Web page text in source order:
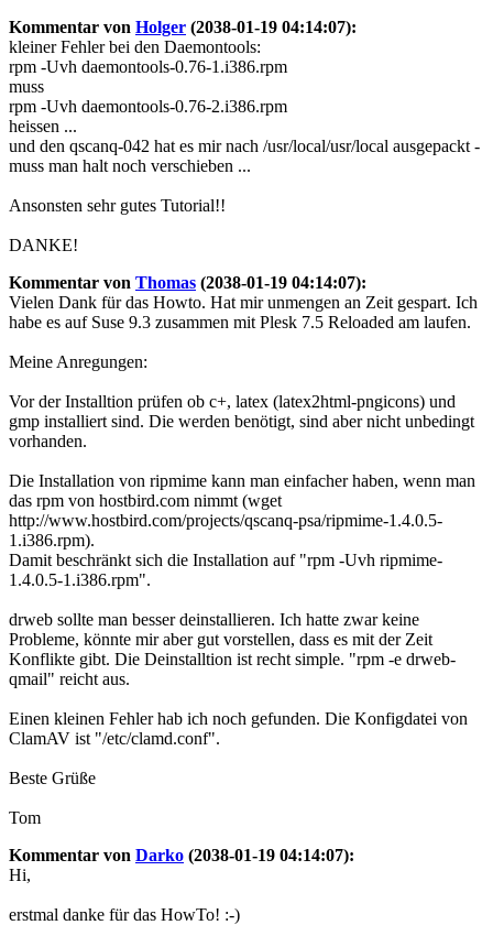
Kommentar von Holger (2038-01-19 04:14:07):
kleiner Fehler bei den Daemontools:
rpm -Uvh daemontools-0.76-1.i386.rpm
muss
rpm -Uvh daemontools-0.76-2.i386.rpm
heissen ...
und den qscanq-042 hat es mir nach /usr/local/usr/local ausgepackt -
muss man halt noch verschieben ...
Ansonsten sehr gutes Tutorial!!
DANKE!
Kommentar von Thomas (2038-01-19 04:14:07):
Vielen Dank für das Howto. Hat mir unmengen an Zeit gespart. Ich
habe es auf Suse 9.3 zusammen mit Plesk 7.5 Reloaded am laufen.
Meine Anregungen:
Vor der Installtion prüfen ob c+, latex (latex2html-pngicons) und
gmp installiert sind. Die werden benötigt, sind aber nicht unbedingt
vorhanden.
Die Installation von ripmime kann man einfacher haben, wenn man
das rpm von hostbird.com nimmt (wget
http://www.hostbird.com/projects/qscanq-psa/ripmime-1.4.0.5-
1.i386.rpm).
Damit beschränkt sich die Installation auf "rpm -Uvh ripmime-
1.4.0.5-1.i386.rpm".
drweb sollte man besser deinstallieren. Ich hatte zwar keine
Probleme, könnte mir aber gut vorstellen, dass es mit der Zeit
Konflikte gibt. Die Deinstalltion ist recht simple. "rpm -e drweb-
qmail" reicht aus.
Einen kleinen Fehler hab ich noch gefunden. Die Konfigdatei von
ClamAV ist "/etc/clamd.conf".
Beste Grüße
Tom
Kommentar von Darko (2038-01-19 04:14:07):
Hi,
erstmal danke für das HowTo! :-)